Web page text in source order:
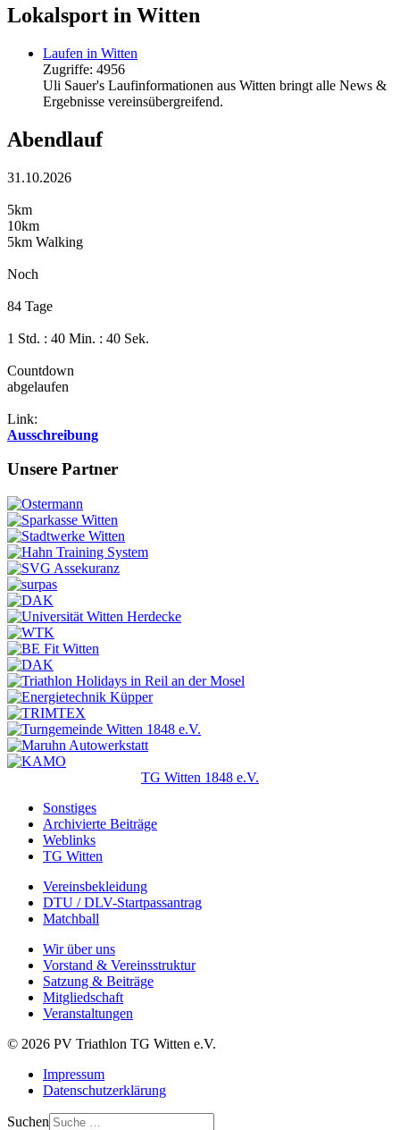
Lokalsport in Witten
Laufen in Witten
Zugriffe: 4956
Uli Sauer's Laufinformationen aus Witten bringt alle News &
Ergebnisse vereinsübergreifend.
Abendlauf
31.10.2026
5km
10km
5km Walking
Noch
84 Tage
1 Std. : 40 Min. : 40 Sek.
Countdown
abgelaufen
Link:
Ausschreibung
Unsere Partner
TG Witten 1848 e.V.
Sonstiges
Archivierte Beiträge
Weblinks
TG Witten
Vereinsbekleidung
DTU / DLV-Startpassantrag
Matchball
Wir über uns
Vorstand & Vereinsstruktur
Satzung & Beiträge
Mitgliedschaft
Veranstaltungen
© 2026 PV Triathlon TG Witten e.V.
Impressum
Datenschutzerklärung
Suchen